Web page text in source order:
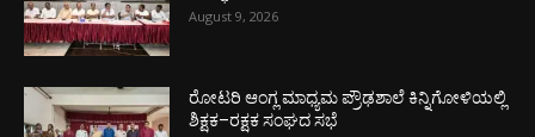
August 9, 2026
ರೋಟರಿ ಆಂಗ್ಲ ಮಾಧ್ಯಮ ಪ್ರೌಢಶಾಲೆ ಕಿನ್ನಿಗೋಳಿಯಲ್ಲಿ
ಶಿಕ್ಷಕ–ರಕ್ಷಕ ಸಂಘದ ಸಭೆ